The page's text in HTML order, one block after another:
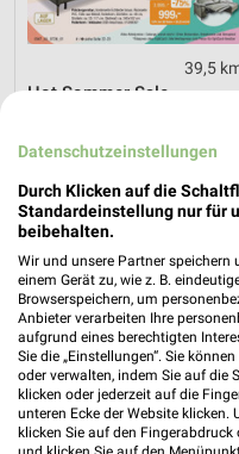
39,5
Hot Sommer Sale
Datenschutzeinstellungen
Durch Klicken auf die
Standardeinstellung nur für
beibehalten.
Wir und unsere Partner
einem Gerät zu, wie z. B.
Browserspeichern, um
Anbieter verarbeiten Ihre
aufgrund eines berechtigten
Sie die „Einstellungen“. Sie
oder verwalten, indem Sie auf die
klicken oder jederzeit auf die
unteren Ecke der Website
klicken Sie auf den